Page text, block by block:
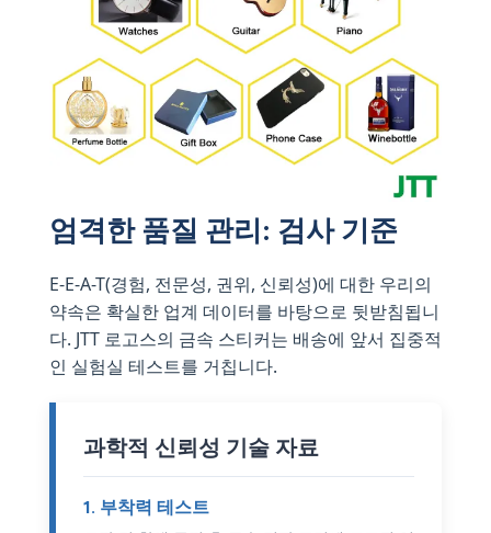
엄격한 품질 관리: 검사 기준
E-E-A-T(경험, 전문성, 권위, 신뢰성)에 대한 우리의
약속은 확실한 업계 데이터를 바탕으로 뒷받침됩니
다. JTT 로고스의 금속 스티커는 배송에 앞서 집중적
인 실험실 테스트를 거칩니다.
과학적 신뢰성 기술 자료
1. 부착력 테스트